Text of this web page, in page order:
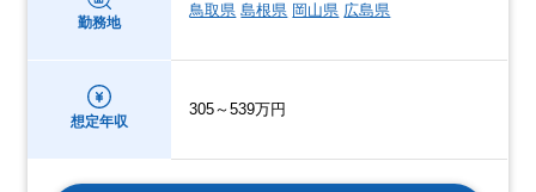
勤務地
鳥取県 島根県 岡山県 広島県
想定年収
305～539万円